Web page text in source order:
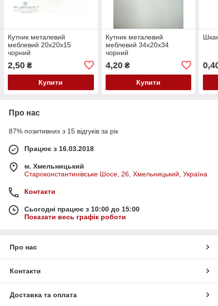
Кутник металевий
меблевий 20х20х15
чорний
2,50 ₴
Купити
Кутник металевий
меблевий 34х20х34
чорний
4,20₴
Купити
Про нас
87% позитивних з 15 відгуків за рік
Працює з 16.03.2018
м. Хмельницький
Староконстантинівське Шосе, 26, Хмельницький, Україна
Контакти
Сьогодні працює з 10:00 до 15:00
Показати весь графік роботи
Про нас
Контакти
Доставка та оплата